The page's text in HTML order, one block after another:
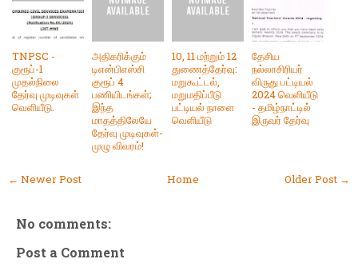
TNPSC -
குரூப்-1
முதல்நிலை
தேர்வு முடிவுகள்
வெளியீடு.
அதிகரிக்கும்
டிஎன்பிஎஸ்சி
குரூப் 4
பணியிடங்கள்;
இந்த
மாதத்திலேயே
தேர்வு முடிவுகள்-
முழு விவரம்!
10, 11 மற்றும் 12
துணைத்தேர்வு:
மறுகூட்டல்,
மறுமதிப்பீடு
பட்டியல் நாளை
வெளியீடு
தேசிய
நல்லாசிரியர்
விருது பட்டியல்
2024 வெளியீடு
- தமிழ்நாட்டில்
இருவர் தேர்வு
← Newer Post Older Post →
Home
No comments:
Post a Comment